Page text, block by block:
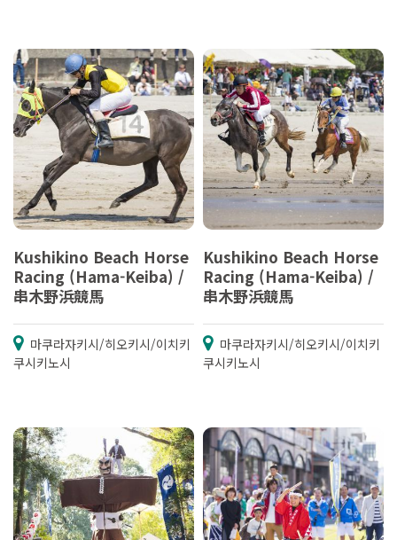
Kushikino Beach Horse
Racing (Hama-Keiba) /
串木野浜競馬
마쿠라자키시/히오키시/이치키
쿠시키노시
Kushikino Beach Horse
Racing (Hama-Keiba) /
串木野浜競馬
마쿠라자키시/히오키시/이치키
쿠시키노시